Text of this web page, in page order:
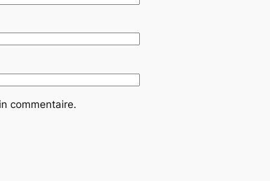
commentaire.